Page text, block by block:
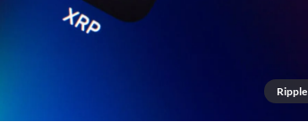
Ripple